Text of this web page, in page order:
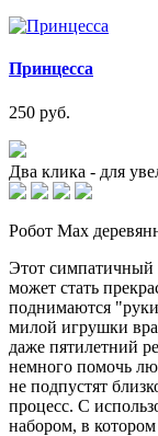
Принцесса
250 руб.
Два клика - для
Робот Max
Этот симпатичный
может стать
поднимаются
милой игрушки
даже пятилетний
немного помочь
не подпустят
процесс. С
набором, в котором